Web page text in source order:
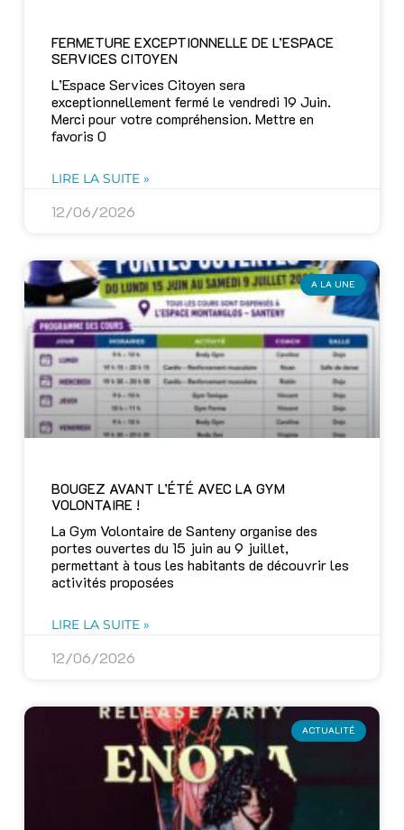
FERMETURE EXCEPTIONNELLE DE L’ESPACE
SERVICES CITOYEN
L’Espace Services Citoyen sera
exceptionnellement fermé le vendredi 19 Juin.
Merci pour votre compréhension. Mettre en
favoris 0
LIRE LA SUITE »
12/06/2026
A LA UNE
BOUGEZ AVANT L’ÉTÉ AVEC LA GYM
VOLONTAIRE !
La Gym Volontaire de Santeny organise des
portes ouvertes du 15 juin au 9 juillet,
permettant à tous les habitants de découvrir les
activités proposées
LIRE LA SUITE »
12/06/2026
ACTUALITÉ